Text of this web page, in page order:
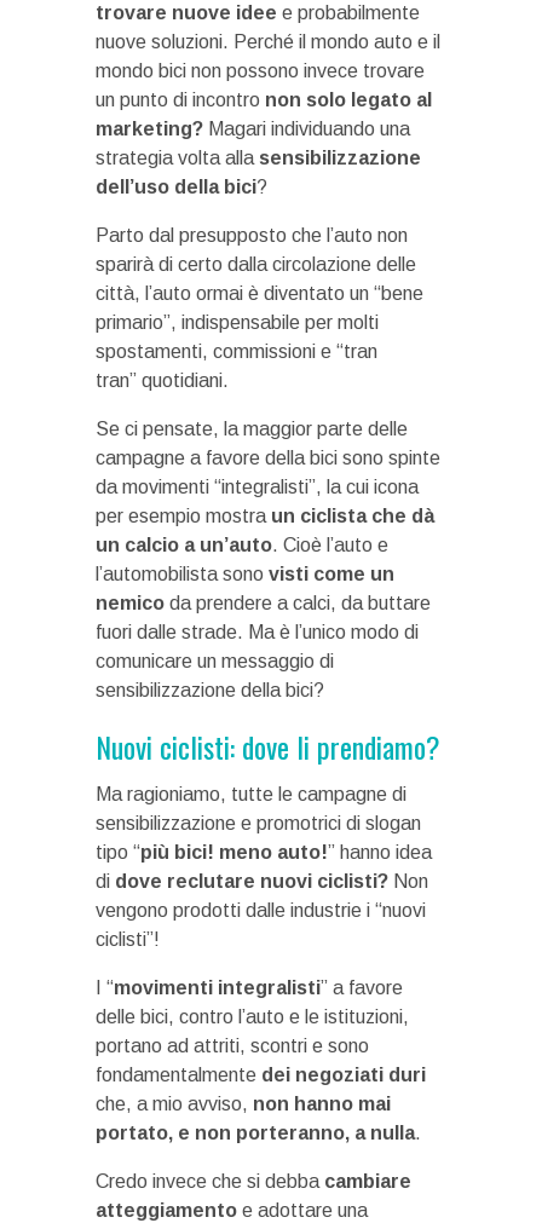
trovare nuove idee e probabilmente
nuove soluzioni. Perché il mondo auto e il
mondo bici non possono invece trovare
un punto di incontro non solo legato al
marketing? Magari individuando una
strategia volta alla sensibilizzazione
dell’uso della bici?
Parto dal presupposto che l’auto non
sparirà di certo dalla circolazione delle
città, l’auto ormai è diventato un “bene
primario”, indispensabile per molti
spostamenti, commissioni e “tran
tran” quotidiani.
Se ci pensate, la maggior parte delle
campagne a favore della bici sono spinte
da movimenti “integralisti”, la cui icona
per esempio mostra un ciclista che dà
un calcio a un’auto. Cioè l’auto e
l’automobilista sono visti come un
nemico da prendere a calci, da buttare
fuori dalle strade. Ma è l’unico modo di
comunicare un messaggio di
sensibilizzazione della bici?
Nuovi ciclisti: dove li prendiamo?
Ma ragioniamo, tutte le campagne di
sensibilizzazione e promotrici di slogan
tipo “più bici! meno auto!” hanno idea
di dove reclutare nuovi ciclisti? Non
vengono prodotti dalle industrie i “nuovi
ciclisti”!
I “movimenti integralisti” a favore
delle bici, contro l’auto e le istituzioni,
portano ad attriti, scontri e sono
fondamentalmente dei negoziati duri
che, a mio avviso, non hanno mai
portato, e non porteranno, a nulla.
Credo invece che si debba cambiare
atteggiamento e adottare una